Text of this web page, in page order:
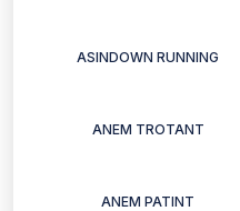
ASINDOWN RUNNING
ANEM TROTANT
ANEM PATINT